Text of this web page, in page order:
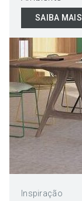
SAIBA MAIS
Inspiração